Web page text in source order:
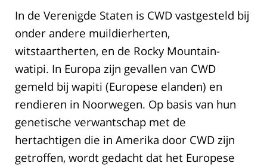
In de Verenigde Staten is CWD vastgesteld bij
onder andere muildierherten,
witstaartherten, en de Rocky Mountain-
watipi. In Europa zijn gevallen van CWD
gemeld bij wapiti (Europese elanden) en
rendieren in Noorwegen. Op basis van hun
genetische verwantschap met de
hertachtigen die in Amerika door CWD zijn
getroffen, wordt gedacht dat het Europese